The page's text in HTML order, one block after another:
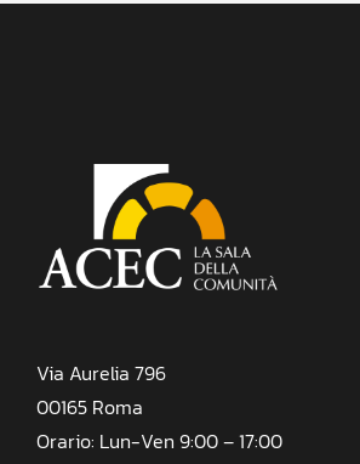
Via Aurelia 796
00165 Roma
Orario: Lun-Ven 9:00 – 17:00